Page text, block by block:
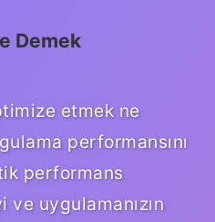
Demek
etmek ne
performansını
performans
uygulamanızın